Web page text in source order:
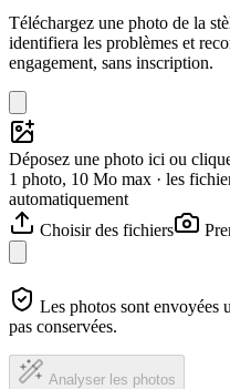
Téléchargez une photo de la
identifiera les problèmes et
engagement, sans inscription.
Déposez une photo ici ou
1 photo, 10 Mo max · les
automatiquement
Choisir des fichiers
Les photos sont envoyées
pas conservées.
Analyser les photos